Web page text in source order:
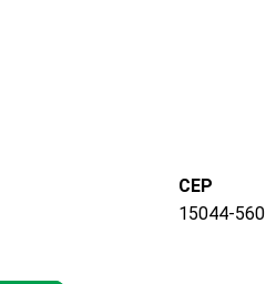
CEP
15044-560